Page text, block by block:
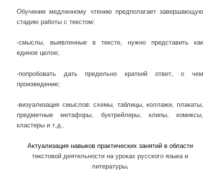
Обучение медленному чтению предполагает завершающую
стадию работы с текстом:
-смыслы, выявленные в тексте, нужно представить как
единое целое;
-попробовать дать предельно краткий ответ, о чем
произведение;
-визуализация смыслов: схемы, таблицы, коллажи, плакаты,
предметные метафоры, буктрейлеры, клипы, комиксы,
кластеры и т.д..
Актуализация навыков практических занятий в области
текстовой деятельности на уроках русского языка и
литературы.